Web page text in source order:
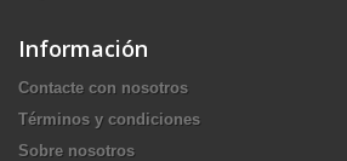
Información
Contacte con nosotros
Términos y condiciones
Sobre nosotros